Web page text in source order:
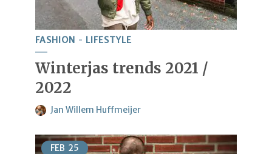
FASHION LIFESTYLE
Winterjas trends 2021 /
2022
Jan Willem Huffmeijer
FEB 25